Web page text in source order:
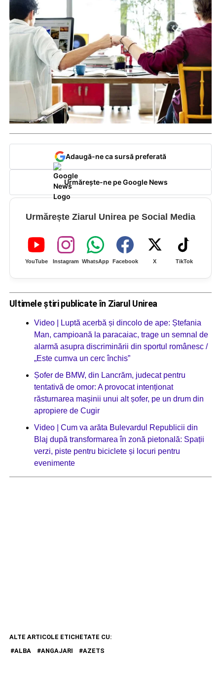
Adaugă-ne ca sursă preferată
Urmărește-ne pe Google News
Urmărește Ziarul Unirea pe Social Media
YouTube Instagram WhatsApp Facebook X TikTok
Ultimele știri publicate în Ziarul Unirea
Video | Luptă acerbă și dincolo de ape: Ștefania
Man, campioană la paracaiac, trage un semnal de
alarmă asupra discriminării din sportul românesc /
„Este cumva un cerc închis”
Șofer de BMW, din Lancrăm, judecat pentru
tentativă de omor: A provocat intenționat
răsturnarea mașinii unui alt șofer, pe un drum din
apropiere de Cugir
Video | Cum va arăta Bulevardul Republicii din
Blaj după transformarea în zonă pietonală: Spații
verzi, piste pentru biciclete și locuri pentru
evenimente
ALTE ARTICOLE ETICHETATE CU:
ALBA
ANGAJARI AZETS